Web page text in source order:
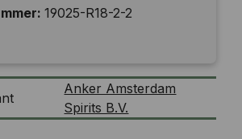
19025-R18-2-2
Anker Amsterdam
Spirits B.V.